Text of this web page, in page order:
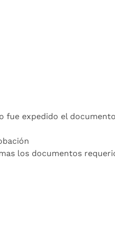
fue expedido el
los documentos